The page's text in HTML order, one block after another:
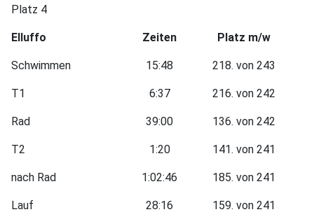
Platz 4
Elluffo Zeiten Platz m/w
Schwimmen 15:48 218. von 243
T1 6:37 216. von 242
Rad 39:00 136. von 242
T2 1:20 141. von 241
nach Rad 1:02:46 185. von 241
Lauf 28:16 159. von 241